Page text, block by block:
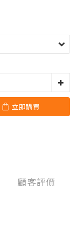
立即購買
顧客評價